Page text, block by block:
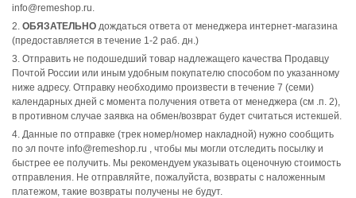
info@remeshop.ru.
2. ОБЯЗАТЕЛЬНО дождаться ответа от менеджера интернет-магазина
(предоставляется в течение 1-2 раб. дн.)
3. Отправить не подошедший товар надлежащего качества Продавцу
Почтой России или иным удобным покупателю способом по указанному
ниже адресу. Отправку необходимо произвести в течение 7 (семи)
календарных дней с момента получения ответа от менеджера (см .п. 2),
в противном случае заявка на обмен/возврат будет считаться истекшей.
4. Данные по отправке (трек номер/номер накладной) нужно сообщить
по эл почте info@remeshop.ru , чтобы мы могли отследить посылку и
быстрее ее получить. Мы рекомендуем указывать оценочную стоимость
отправления. Не отправляйте, пожалуйста, возвраты с наложенным
платежом, такие возвраты получены не будут.